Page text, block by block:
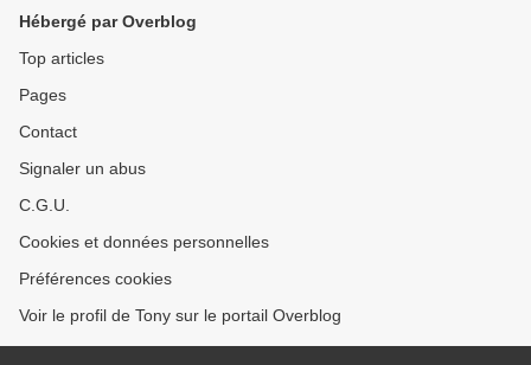
Hébergé par Overblog
Top articles
Pages
Contact
Signaler un abus
C.G.U.
Cookies et données personnelles
Préférences cookies
Voir le profil de Tony sur le portail Overblog